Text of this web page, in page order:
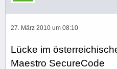
27. März 2010 um 08:10
Lücke im
Maestro SecureCode